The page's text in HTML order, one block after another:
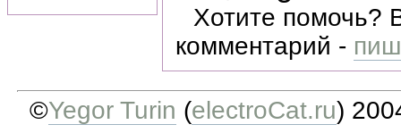
Хотите помочь?
комментарий -
©Yegor Turin (electroCat.ru)